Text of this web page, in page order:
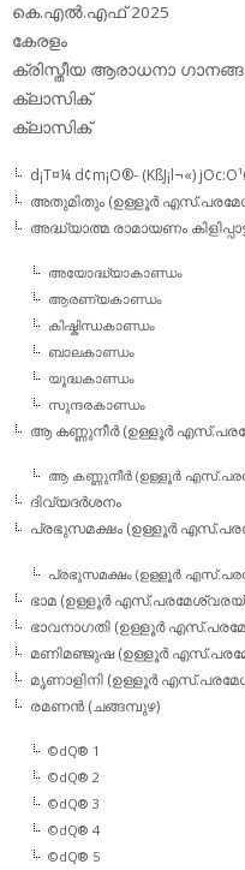
കെ.എല്‍.എഫ് 2025
കേരളം
ക്രിസ്തീയ ആരാധനാ
ക്ലാസിക്‌
ക്ലാസിക്
d¡T¤¼ d¢m¡O®- (KßJ¡l¬«)
അതുമിതും (ഉള്ളൂര്‍
അദ്ധ്യാത്മ രാമായണം
അയോദ്ധ്യാകാണ്ഡം
ആരണ്യകാണ്ഡം
കിഷ്കിന്ധകാണ്ഡം
ബാലകാണ്ഡം
യൂദ്ധകാണ്ഡം
സുന്ദരകാണ്ഡം
ആ കണ്ണുനീര്‍ (ഉള്ളൂര്‍
ആ കണ്ണുനീര്‍ (ഉള്ളൂര്‍
ദിവ്യദര്‍ശനം
പ്രഭുസമക്ഷം (ഉള്ളൂര്‍
പ്രഭുസമക്ഷം (ഉള്ളൂര്‍
ഭാമ (ഉള്ളൂര്‍
ഭാവനാഗതി (ഉള്ളൂര്‍
മണിമഞ്ജുഷ (ഉള്ളൂര്‍
മൃണാളിനി (ഉള്ളൂര്‍
രമണന്‍ (ചങ്ങമ്പുഴ)
©dQ® 1
©dQ® 2
©dQ® 3
©dQ® 4
©dQ® 5